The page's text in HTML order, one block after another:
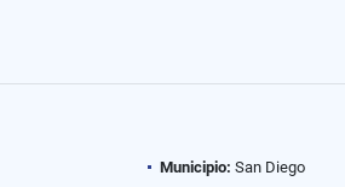
Municipio: San Diego